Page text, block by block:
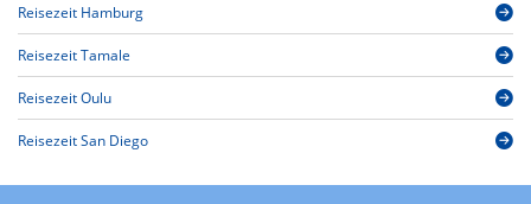
Reisezeit Hamburg
Reisezeit Tamale
Reisezeit Oulu
Reisezeit San Diego